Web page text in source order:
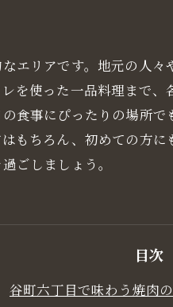
エリアです。地元の人
を使った一品料理まで
食事にぴったりの場所
もちろん、初めての方
ごしましょう。
目次
谷町六丁目で味わう焼肉